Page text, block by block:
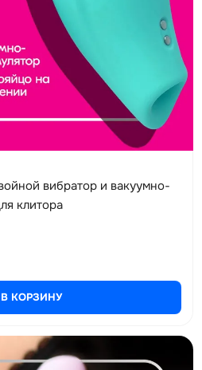
вибратор и вакуумно-
клитора
В КОРЗИНУ